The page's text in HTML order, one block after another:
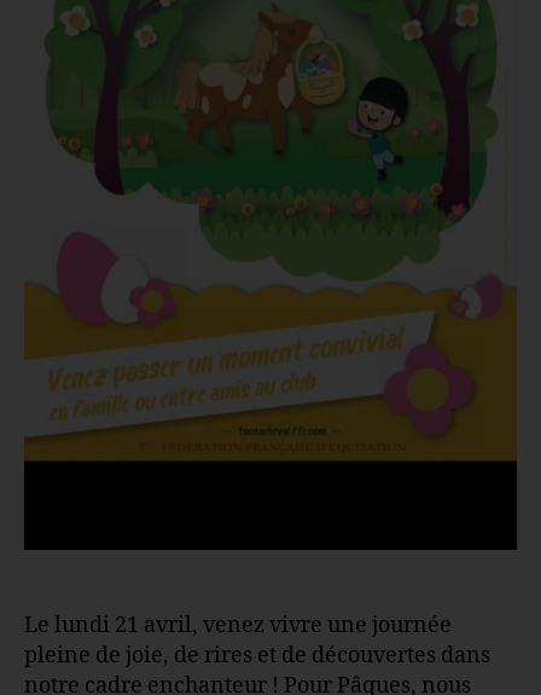
Le lundi 21 avril, venez vivre une journée
pleine de joie, de rires et de découvertes dans
notre cadre enchanteur ! Pour Pâques, nous